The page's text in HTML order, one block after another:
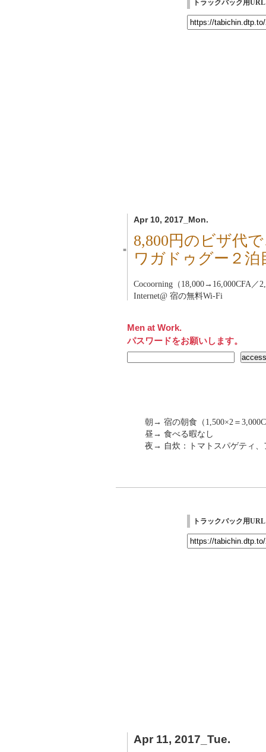
トラックバック用URL
Apr 10, 2017_Mon.
■
8,800円のビザ代
ワガドゥグー２
Cocoorning（18,000→16,000CFA／
Internet@ 宿の無料Wi-Fi
Men at Work.
パスワードをお願いします。
朝→ 宿の朝食（1,500×2＝
昼→ 食べる暇なし
夜→ 自炊：トマトスパゲティ、
トラックバック用URL
Apr 11, 2017_Tue.